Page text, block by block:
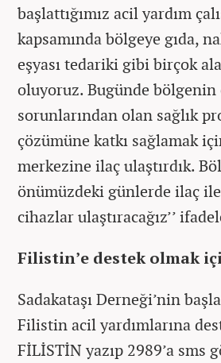
başlattığımız acil yardım
kapsamında bölgeye gıda,
eşyası tedariki gibi birçok
oluyoruz. Bugünde
sorunlarından olan sağlık
çözümüne katkı sağlamak
merkezine ilaç ulaştırdık.
önümüzdeki günlerde ilaç
cihazlar ulaştıracağız’’
Filistin’e destek olmak
Sadakataşı Derneği’nin
Filistin acil yardımlarına
FİLİSTİN yazıp 2989’a sms